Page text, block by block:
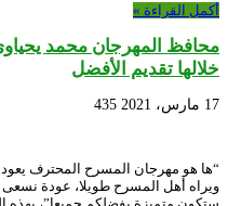
أكمل القراءة »
محافظ المهرجان محمد
خلالها تقديم الأفضل
17 مارس، 2021 435
“ها هو مهرجان المسرح المحترف يعود
ويراه أهل المسرح طويلا، عودة